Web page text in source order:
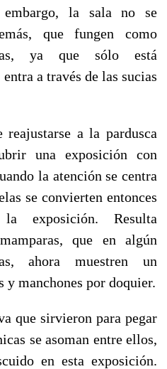
embargo, la sala no se
que fungen como
ya que sólo está
a través de las sucias
a la pardusca
una exposición con
la atención se centra
se convierten entonces
Resulta
que en algún
ahora muestren un
y manchones por doquier.
que sirvieron para pegar
se asoman entre ellos,
en esta exposición.